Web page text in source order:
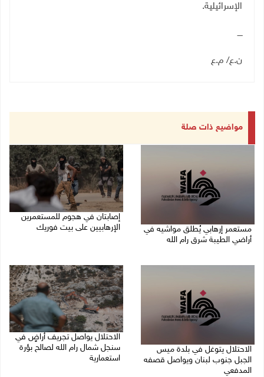
الإسرائيلية.
ــــ
ن.ع/ م.ع
مواضيع ذات صلة
مستعمر إرهابي يُطلق مواشيه في
أراضي الطيبة شرق رام الله
إصابتان في هجوم للمستعمرين
الإرهابيين على بيت فوريك
الاحتلال يتوغل في بلدة ميس
الجبل جنوب لبنان ويواصل قصفه
المدفعي
الاحتلال يواصل تجريف أراضٍ في
سنجل شمال رام الله لصالح بؤرة
استعمارية